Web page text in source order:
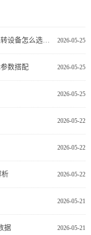
2026-05-25
DYCZ-40G 转印电泳仪选购实测对比 湿转设备怎么选不踩坑
2026-05-25
数搭配
2026-05-25
2026-05-22
2026-05-22
2026-05-22
析
2026-05-21
2026-05-21
据